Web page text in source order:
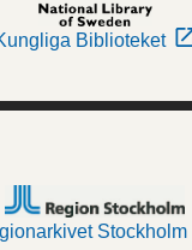
Biblioteket
Stockholm